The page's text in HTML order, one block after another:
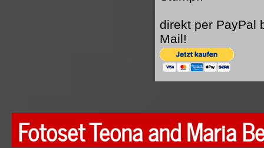
direkt per PayPal
Mail!
Fotoset Teona and Maria